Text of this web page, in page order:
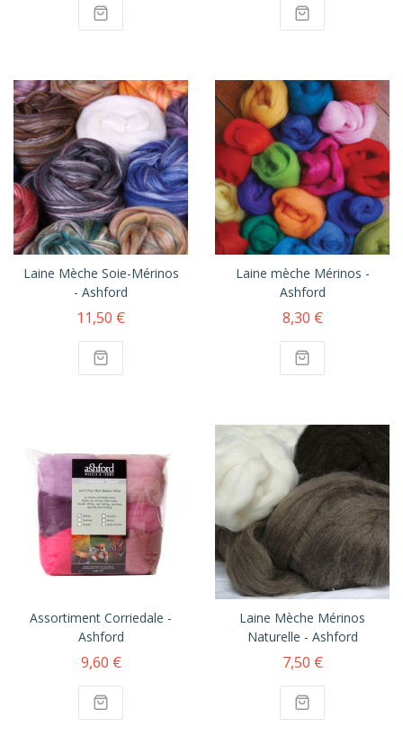
Laine Mèche Soie-Mérinos
- Ashford
11,50 €
Laine mèche Mérinos -
Ashford
8,30 €
Assortiment Corriedale -
Ashford
9,60 €
Laine Mèche Mérinos
Naturelle - Ashford
7,50 €